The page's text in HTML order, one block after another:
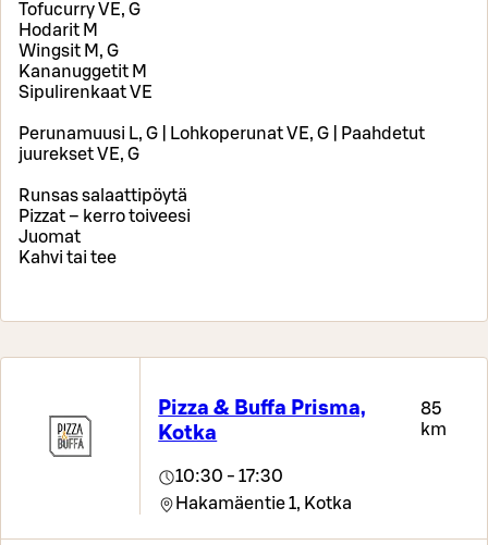
Tofucurry VE, G
Hodarit M
Wingsit M, G
Kananuggetit M
Sipulirenkaat VE
Perunamuusi L, G | Lohkoperunat VE, G | Paahdetut
juurekset VE, G
Runsas salaattipöytä
Pizzat – kerro toiveesi
Juomat
Kahvi tai tee
Pizza & Buffa Prisma,
Kotka
85
km
10:30 - 17:30
Hakamäentie 1, Kotka